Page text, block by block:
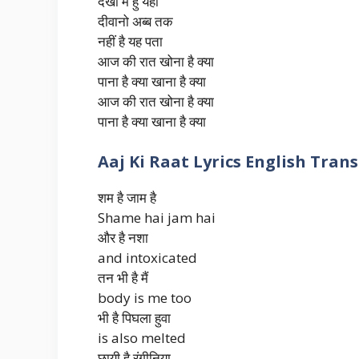
दीवानो अब्ब तक
नहीं है यह पता
आज की रात खोना है क्या
पाना है क्या खाना है क्या
आज की रात खोना है क्या
पाना है क्या खाना है क्या
Aaj Ki Raat Lyrics English
शम है जाम है
Shame hai jam hai
और है नशा
and intoxicated
तन भी है मैं
body is me too
भी है पिघला हुवा
is also melted